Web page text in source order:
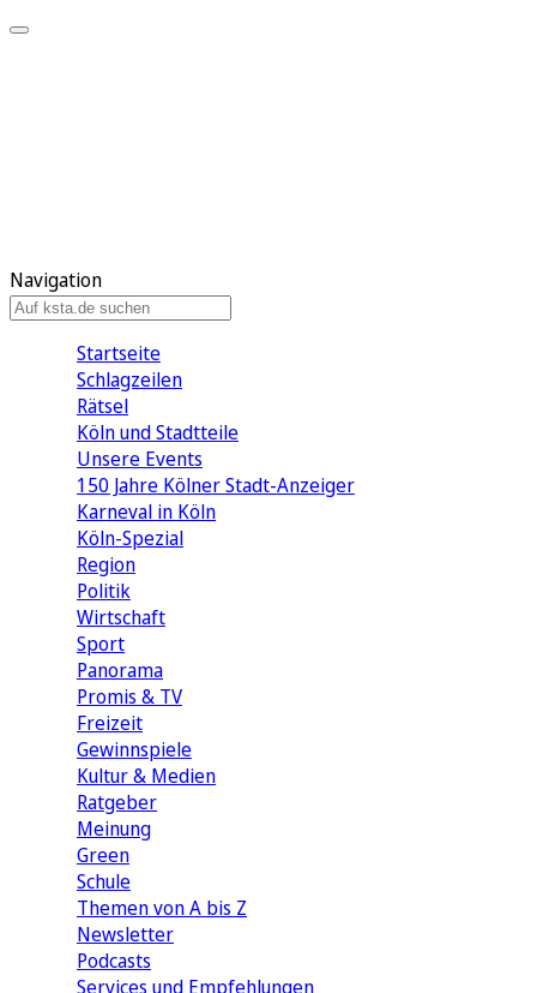
Navigation
Startseite
Schlagzeilen
Rätsel
Köln und Stadtteile
Unsere Events
150 Jahre Kölner Stadt-Anzeiger
Karneval in Köln
Köln-Spezial
Region
Politik
Wirtschaft
Sport
Panorama
Promis & TV
Freizeit
Gewinnspiele
Kultur & Medien
Ratgeber
Meinung
Green
Schule
Themen von A bis Z
Newsletter
Podcasts
Services und Empfehlungen